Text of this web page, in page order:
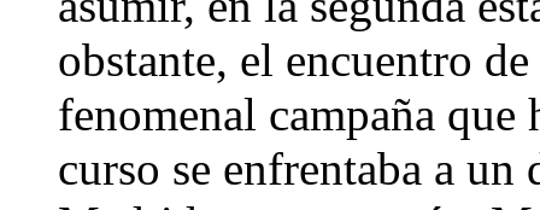
obstante, el encuentro
fenomenal campaña que
curso se enfrentaba a un